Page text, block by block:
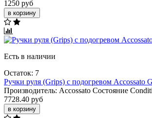
1250 руб
в корзину
Есть в наличии
Остаток: 7
Ручки руля (Grips) с подогревом Accossato
Производитель: Accossato Состояние
7728.40 руб
в корзину